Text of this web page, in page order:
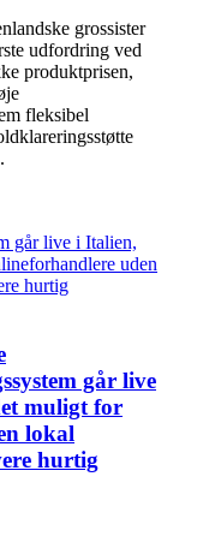
grossister
udfordring ved
produktprisen,
fleksibel
går live
muligt for
lokal
hurtig